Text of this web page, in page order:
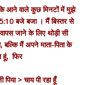
आने वाले कुछ मिनटों में मुझे
बजे बजा । मैं बिस्तर से
जाने के लिए थोड़ी सी
बल्कि मैं अपने माता-पिता के
हूं, फिर
> चाय पी रहा हूँ